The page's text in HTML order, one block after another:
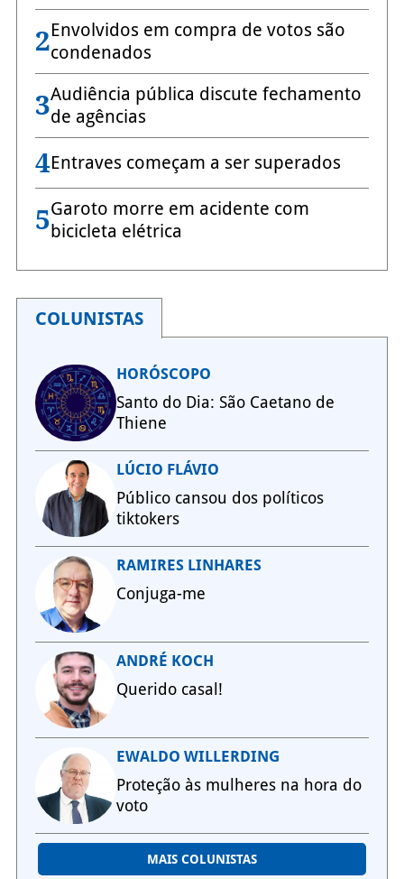
2Envolvidos em compra de votos são
condenados
3Audiência pública discute fechamento
de agências
4Entraves começam a ser superados
5Garoto morre em acidente com
bicicleta elétrica
COLUNISTAS
HORÓSCOPO
Santo do Dia: São Caetano de
Thiene
LÚCIO FLÁVIO
Público cansou dos políticos
tiktokers
RAMIRES LINHARES
Conjuga-me
ANDRÉ KOCH
Querido casal!
EWALDO WILLERDING
Proteção às mulheres na hora do
voto
MAIS COLUNISTAS